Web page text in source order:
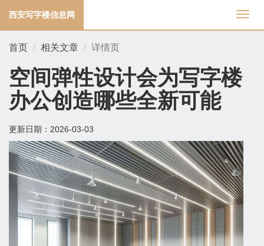
切
换
西安写字楼信息网
首页 相关文章 详情页
空间弹性设计会为写字楼
办公创造哪些全新可能
更新日期： 2026-03-03